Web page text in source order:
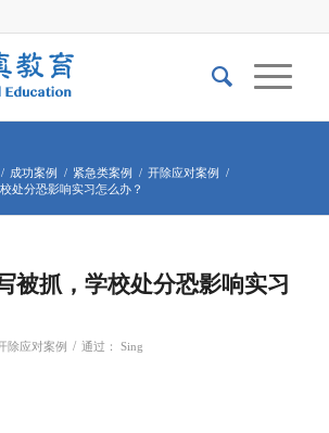
/ 成功案例 / 紧急类案例 / 开除应对案例 /
处分恐影响实习怎么办？
被抓，学校处分恐影响实习
除应对案例 / 通过： Sing